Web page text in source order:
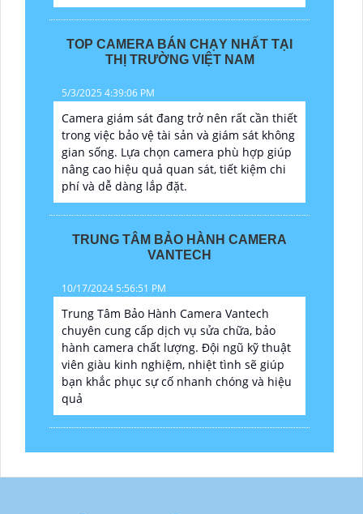
TOP CAMERA BÁN CHẠY NHẤT TẠI
THỊ TRƯỜNG VIỆT NAM
5/3/2025 4:39:06 PM
Camera giám sát đang trở nên rất cần thiết
trong việc bảo vệ tài sản và giám sát không
gian sống. Lựa chọn camera phù hợp giúp
nâng cao hiệu quả quan sát, tiết kiệm chi
phí và dễ dàng lắp đặt.
TRUNG TÂM BẢO HÀNH CAMERA
VANTECH
10/17/2024 5:56:51 PM
Trung Tâm Bảo Hành Camera Vantech
chuyên cung cấp dịch vụ sửa chữa, bảo
hành camera chất lượng. Đội ngũ kỹ thuật
viên giàu kinh nghiệm, nhiệt tình sẽ giúp
bạn khắc phục sự cố nhanh chóng và hiệu
quả